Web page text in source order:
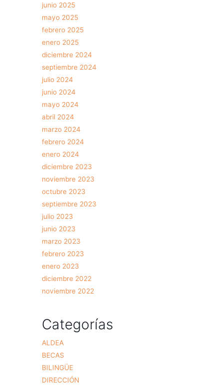
junio 2025
mayo 2025
febrero 2025
enero 2025
diciembre 2024
septiembre 2024
julio 2024
junio 2024
mayo 2024
abril 2024
marzo 2024
febrero 2024
enero 2024
diciembre 2023
noviembre 2023
octubre 2023
septiembre 2023
julio 2023
junio 2023
marzo 2023
febrero 2023
enero 2023
diciembre 2022
noviembre 2022
Categorías
ALDEA
BECAS
BILINGÜE
DIRECCIÓN